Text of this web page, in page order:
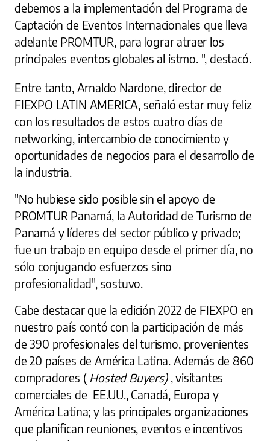
debemos a la implementación del Programa de
Captación de Eventos Internacionales que lleva
adelante PROMTUR, para lograr atraer los
principales eventos globales al istmo. ", destacó.
Entre tanto, Arnaldo Nardone, director de
FIEXPO LATIN AMERICA, señaló estar muy feliz
con los resultados de estos cuatro días de
networking, intercambio de conocimiento y
oportunidades de negocios para el desarrollo de
la industria.
"No hubiese sido posible sin el apoyo de
PROMTUR Panamá, la Autoridad de Turismo de
Panamá y líderes del sector público y privado;
fue un trabajo en equipo desde el primer día, no
sólo conjugando esfuerzos sino
profesionalidad", sostuvo.
Cabe destacar que la edición 2022 de FIEXPO en
nuestro país contó con la participación de más
de 390 profesionales del turismo, provenientes
de 20 países de América Latina. Además de 860
compradores ( Hosted Buyers) , visitantes
comerciales de EE.UU., Canadá, Europa y
América Latina; y las principales organizaciones
que planifican reuniones, eventos e incentivos